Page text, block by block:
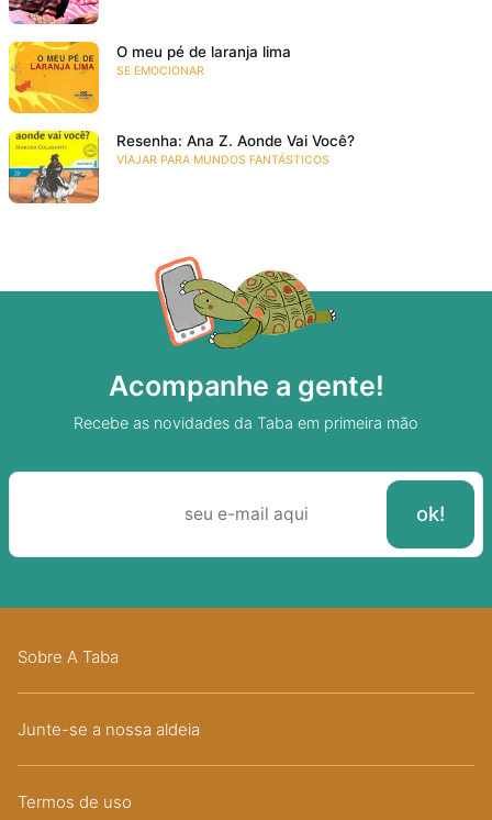
O meu pé de laranja lima
SE EMOCIONAR
Resenha: Ana Z. Aonde Vai Você?
VIAJAR PARA MUNDOS FANTÁSTICOS
Acompanhe a gente!
Recebe as novidades da Taba em primeira mão
Sobre A Taba
Junte-se a nossa aldeia
Termos de uso